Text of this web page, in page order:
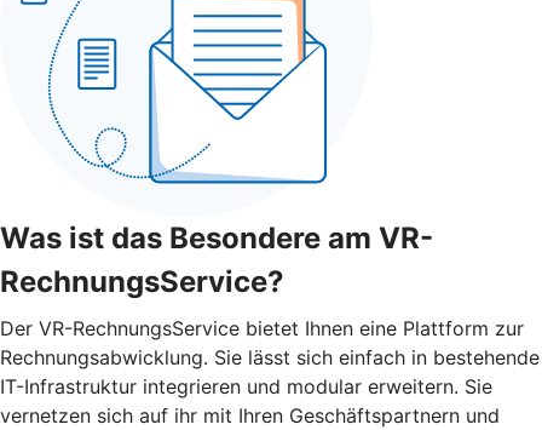
Was ist das Besondere am VR-
RechnungsService?
Der VR-RechnungsService bietet Ihnen eine Plattform zur
Rechnungsabwicklung. Sie lässt sich einfach in bestehende
IT-Infrastruktur integrieren und modular erweitern. Sie
vernetzen sich auf ihr mit Ihren Geschäftspartnern und